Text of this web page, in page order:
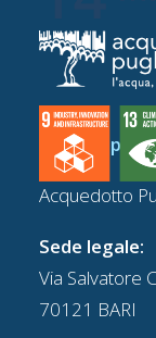
Digitalizzazione e
www.aqp.it
Acquedotto
Sede legale:
Via Salvatore
70121 BARI